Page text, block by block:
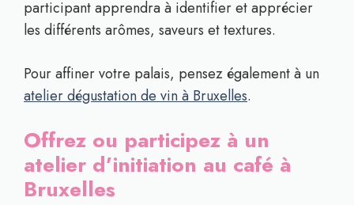
participant apprendra à identifier et apprécier
les différents arômes, saveurs et textures.
Pour affiner votre palais, pensez également à un
atelier dégustation de vin à Bruxelles.
Offrez ou participez à un
atelier d’initiation au café à
Bruxelles